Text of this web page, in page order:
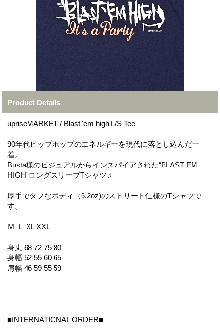
Product Details
upriseMARKET / Blast 'em high L/S Tee
90年代ヒップホップのエネルギーを現代に落とし込んだ一
着。
Busta様のビジュアルからインスパイアされた“BLAST EM
HIGH”ロングスリーブTシャツ♫
厚手でタフなボディ（6.2oz)のストリート仕様のTシャツで
す。
Ｍ Ｌ XL XXL
身丈 68 72 75 80
身幅 52 55 60 65
肩幅 46 59 55 59
■INTERNATIONAL ORDER■